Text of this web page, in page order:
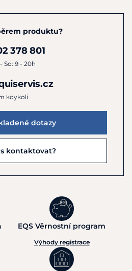
produktu?
378 801
So: 9 - 20h
kdykoli
dotazy
kontaktovat?
EQS Věrnostní program
Výhody registrace